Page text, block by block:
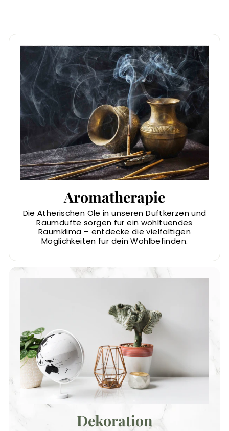
Aromatherapie
Die Ätherischen Öle in unseren Duftkerzen und
Raumdüfte sorgen für ein wohltuendes
Raumklima – entdecke die vielfältigen
Möglichkeiten für dein Wohlbefinden.
Dekoration